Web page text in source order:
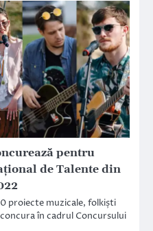
pentru
de Talente din
proiecte muzicale, folkiști
în cadrul Concursului